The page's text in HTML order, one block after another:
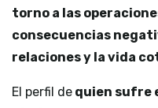
torno a las
consecuencias
relaciones y la vida
El perfil de quien sufre